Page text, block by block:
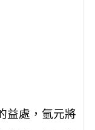
益處，氫元將